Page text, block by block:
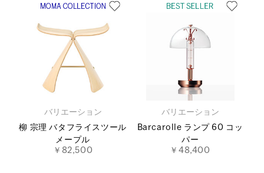
バリエーション
柳 宗理 バタフライスツール
メープル
￥82,500
バリエーション
Barcarolle ランプ 60 コッ
パー
￥48,400